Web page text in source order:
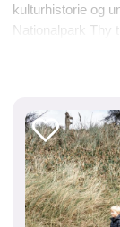
kulturhistorie og
Nationalpark Thy